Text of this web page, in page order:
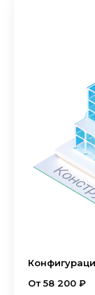
От 58 200 ₽